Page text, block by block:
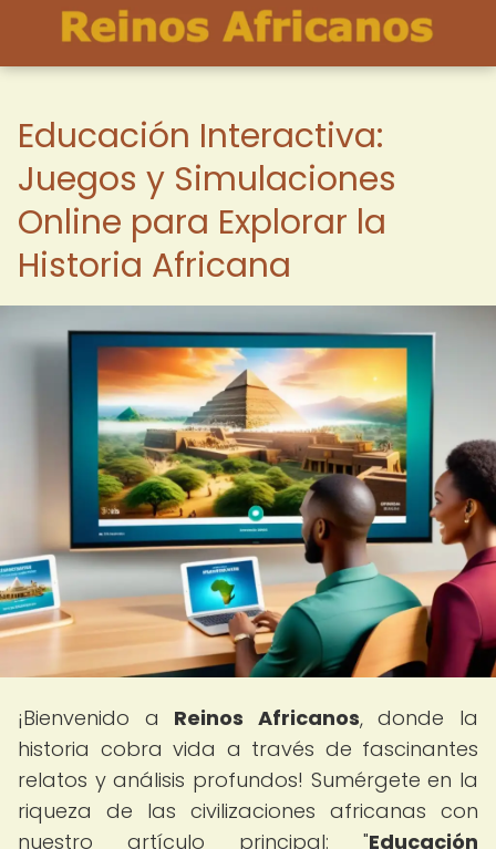
Educación Interactiva:
Juegos y Simulaciones
Online para Explorar la
Historia Africana
¡Bienvenido a Reinos Africanos, donde la
historia cobra vida a través de fascinantes
relatos y análisis profundos! Sumérgete en la
riqueza de las civilizaciones africanas con
nuestro artículo principal: "Educación